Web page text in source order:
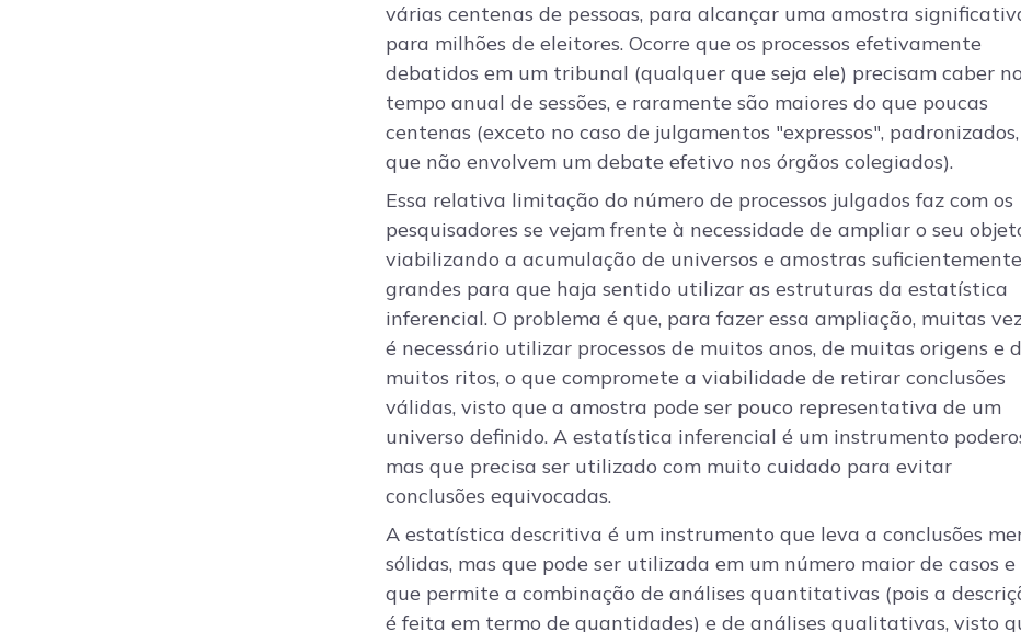
várias centenas de pessoas, para alcançar uma amostra
para milhões de eleitores. Ocorre que os processos efetivamente
debatidos em um tribunal (qualquer que seja ele) precisam caber no
tempo anual de sessões, e raramente são maiores do que poucas
centenas (exceto no caso de julgamentos "expressos", padronizados,
que não envolvem um debate efetivo nos órgãos colegiados).
Essa relativa limitação do número de processos julgados faz com os
pesquisadores se vejam frente à necessidade de ampliar o seu
viabilizando a acumulação de universos e amostras suficientemente
grandes para que haja sentido utilizar as estruturas da estatística
inferencial. O problema é que, para fazer essa ampliação, muitas
é necessário utilizar processos de muitos anos, de muitas origens e
muitos ritos, o que compromete a viabilidade de retirar conclusões
válidas, visto que a amostra pode ser pouco representativa de um
universo definido. A estatística inferencial é um instrumento
mas que precisa ser utilizado com muito cuidado para evitar
conclusões equivocadas.
A estatística descritiva é um instrumento que leva a conclusões
sólidas, mas que pode ser utilizada em um número maior de casos e
que permite a combinação de análises quantitativas (pois a
é feita em termo de quantidades) e de análises qualitativas, visto